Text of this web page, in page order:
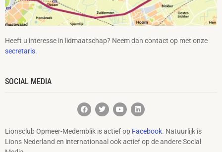
Heeft u interesse in lidmaatschap? Neem dan contact op met onze
secretaris.
SOCIAL MEDIA
Lionsclub Opmeer-Medemblik is actief op Facebook. Natuurlijk is
Lions Nederland en internationaal ook actief op de andere Social